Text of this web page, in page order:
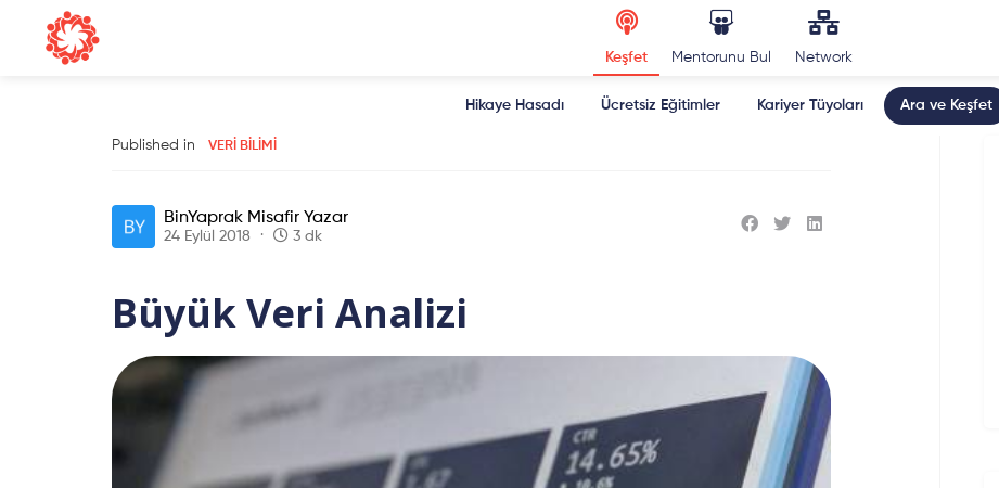
Keşfet Mentorunu Bul Network
Hikaye Hasadı Ücretsiz Eğitimler Kariyer Tüyoları Ara ve Keşfet
Published in VERI BILIMI
BinYaprak Misafir Yazar
24 Eylül 2018 3 dk
Büyük Veri Analizi